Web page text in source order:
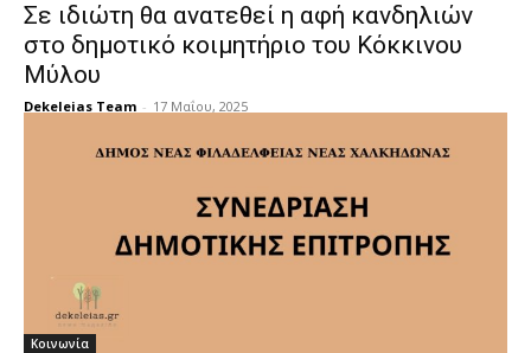
Σε ιδιώτη θα ανατεθεί η αφή κανδηλιών
στο δημοτικό κοιμητήριο του Κόκκινου
Μύλου
Dekeleias Team - 17 Μαΐου, 2025
Κοινωνία